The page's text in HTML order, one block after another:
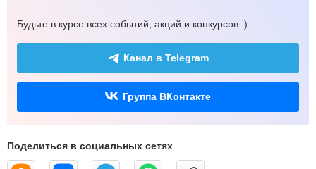
Будьте в курсе всех событий, акций и конкурсов :)
Канал в Telegram
Группа ВКонтакте
Поделиться в социальных сетях